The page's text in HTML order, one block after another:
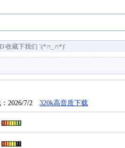
收藏下我们 `(*∩_∩*)′
2026/7/2 320k高音质下载